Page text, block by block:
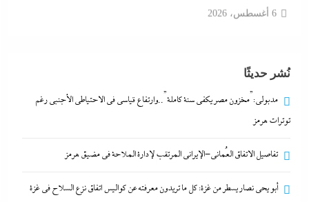
6 أغسطس، 2026
الجيش الإثيوبي وقوات تيجراي..ونظام آبي أحمد يرتعب
6 أغسطس، 2026
في الاحتياطي الأجنبي رغم توترات هرمز
نُشر حديثًا
مدبولي:”مخزون مصر يكفي سنة كاملة”..وارتفاع قياسي في الاحتياطي الأجنبي رغم
توترات هرمز
تفاصيل الاتفاق العُماني-الإيراني المرتقب لإدارة الملاحة في مضيق هرمز
أبو يحى نصار يسطر من غزة: كل ما تريدون معرفته عن كواليس اتفاق نزع السلاح في غزة